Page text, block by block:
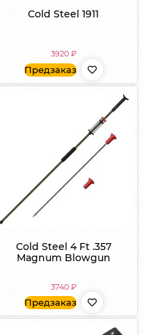
Cold Steel 1911
3920 ₽
Предзаказ
Cold Steel 4 Ft .357
Magnum Blowgun
3740 ₽
Предзаказ